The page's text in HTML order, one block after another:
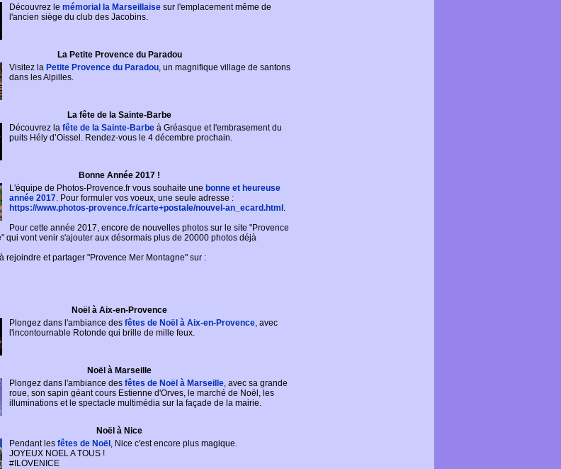
Découvrez le mémorial la Marseillaisesur l'emplacement même de
l'ancien siège du club des Jacobins.
La Petite Provence du Paradou
Visitez la Petite Provence du Paradou, un magnifique village de santons
dans les Alpilles.
La fête de la Sainte-Barbe
Découvrez la fête de la Sainte-Barbeà Gréasque et l'embrasement du
puits Hély d’Oissel. Rendez-vous le 4 décembre prochain.
Bonne Année 2017 !
L'équipe de Photos-Provence.fr vous souhaite une bonne et heureuse
année 2017. Pour formuler vos voeux, une seule adresse :
https://www.photos-provence.fr/carte+postale/nouvel-an_ecard.html .
Pour cette année 2017, encore de nouvelles photos sur le site "Provence
qui vont venir s'ajouter aux désormais plus de 20000 photos déjà
rejoindre et partager "Provence Mer Montagne" sur :
Noël à Aix-en-Provence
Plongez dans l'ambiance des fêtes de Noël à Aix-en-Provence, avec
l'incontournable Rotonde qui brille de mille feux.
Noël à Marseille
Plongez dans l'ambiance des fêtes de Noël à Marseille, avec sa grande
roue, son sapin géant cours Estienne d'Orves, le marché de Noël, les
illuminations et le spectacle multimédia sur la façade de la mairie.
Noël à Nice
Pendant les fêtes de Noël , Nice c'est encore plus magique.
JOYEUX NOEL A TOUS !
#ILOVENICE